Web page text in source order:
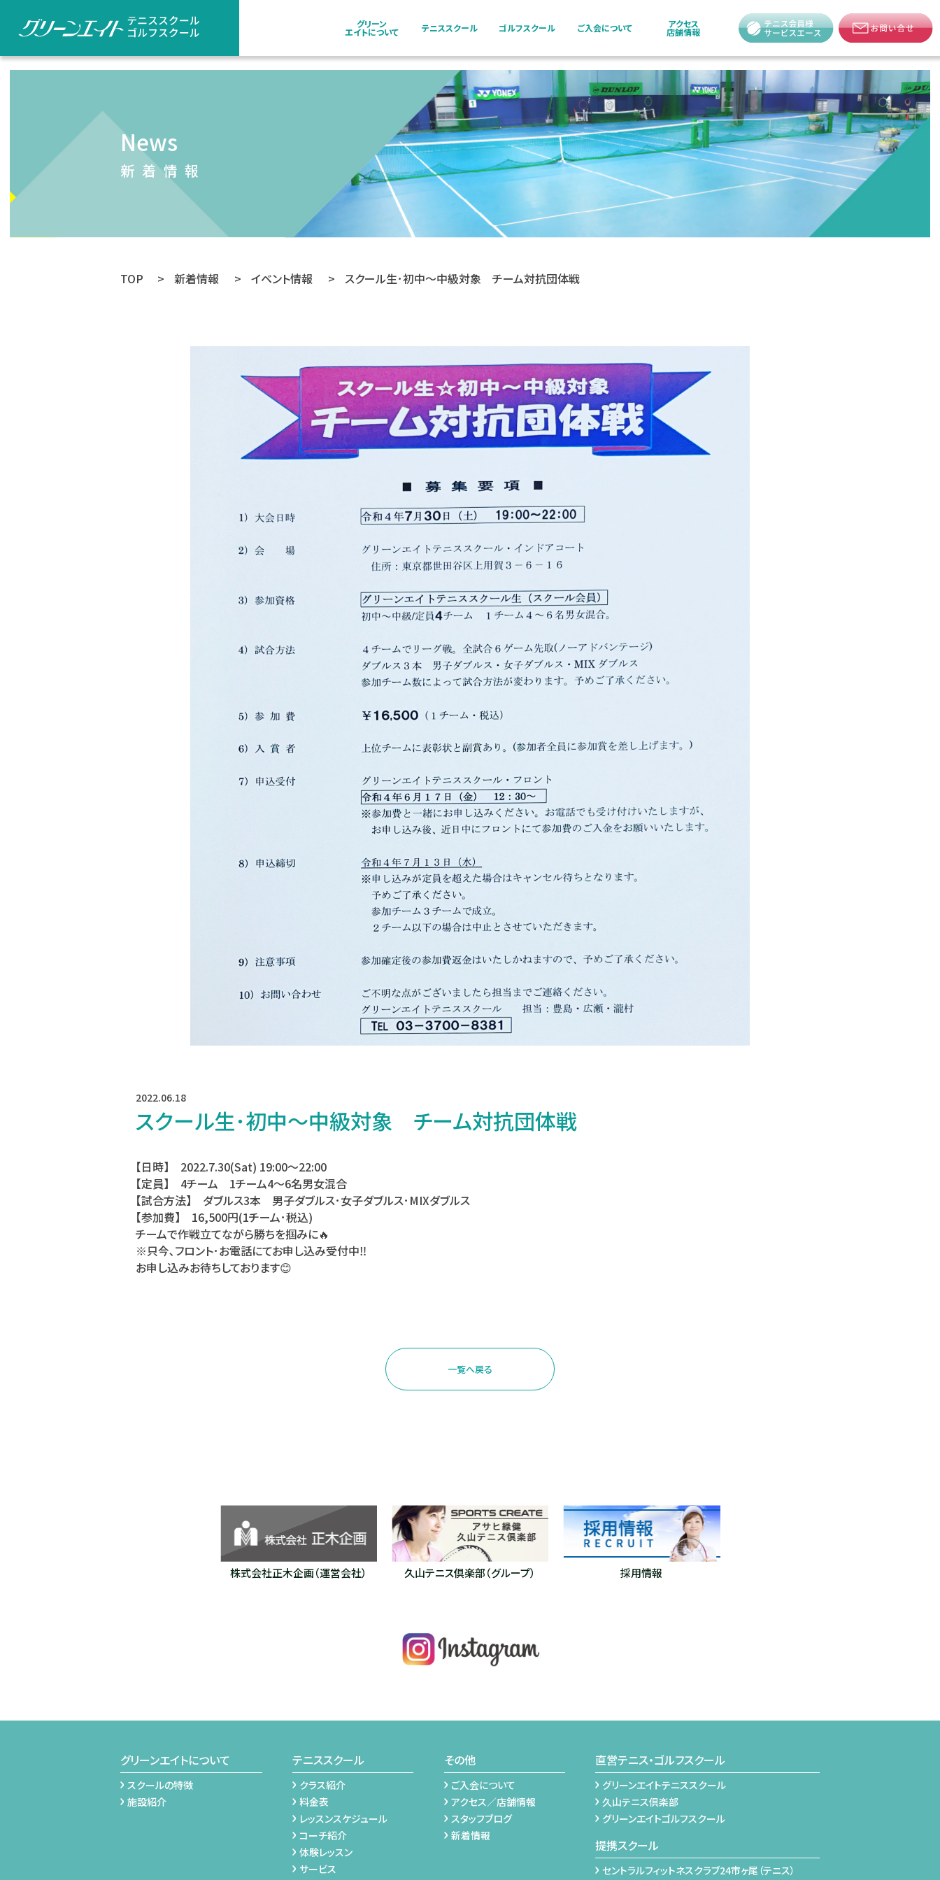
グリーン
エイトについて テニススクール ゴルフスクール ご入会について アクセス
店舗情報
News
新着情報
TOP > 新着情報 > イベント情報 > スクール生･初中〜中級対象 チーム対抗団体戦
2022.06.18
スクール生･初中〜中級対象 チーム対抗団体戦
【日時】 2022.7.30(Sat) 19:00〜22:00
【定員】 4チーム 1チーム4〜6名男女混合
【試合方法】 ダブルス3本 男子ダブルス･女子ダブルス･MIXダブルス
【参加費】 16,500円(1チーム･税込)
チームで作戦立てながら勝ちを掴みに🔥
※只今､フロント･お電話にてお申し込み受付中‼️
お申し込みお待ちしております😊
一覧へ戻る
株式会社正木企画（運営会社） 久山テニス倶楽部（グループ） 採用情報
グリーンエイトについて
スクールの特徴
施設紹介
テニススクール
クラス紹介
料金表
レッスンスケジュール
コーチ紹介
体験レッスン
サービス
その他
ご入会について
アクセス／店舗情報
スタッフブログ
新着情報
直営テニス・ゴルフスクール
グリーンエイトテニススクール
久山テニス倶楽部
グリーンエイトゴルフスクール
提携スクール
セントラルフィットネスクラブ24市ヶ尾（テニス）